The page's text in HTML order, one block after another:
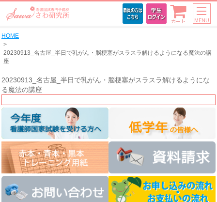
カート MENU
HOME
20230913_名古屋_半日で乳がん・脳梗塞がスラスラ解けるようになる魔法の講
座
20230913_名古屋_半日で乳がん・脳梗塞がスラスラ解けるようにな
る魔法の講座